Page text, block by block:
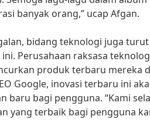
banyak orang,” ucap Afgan.
bidang teknologi juga
Perusahaan raksasa
produk terbaru mereka
Google, inovasi terbaru ini
baru bagi pengguna. “Kami
yang terbaik bagi pengguna